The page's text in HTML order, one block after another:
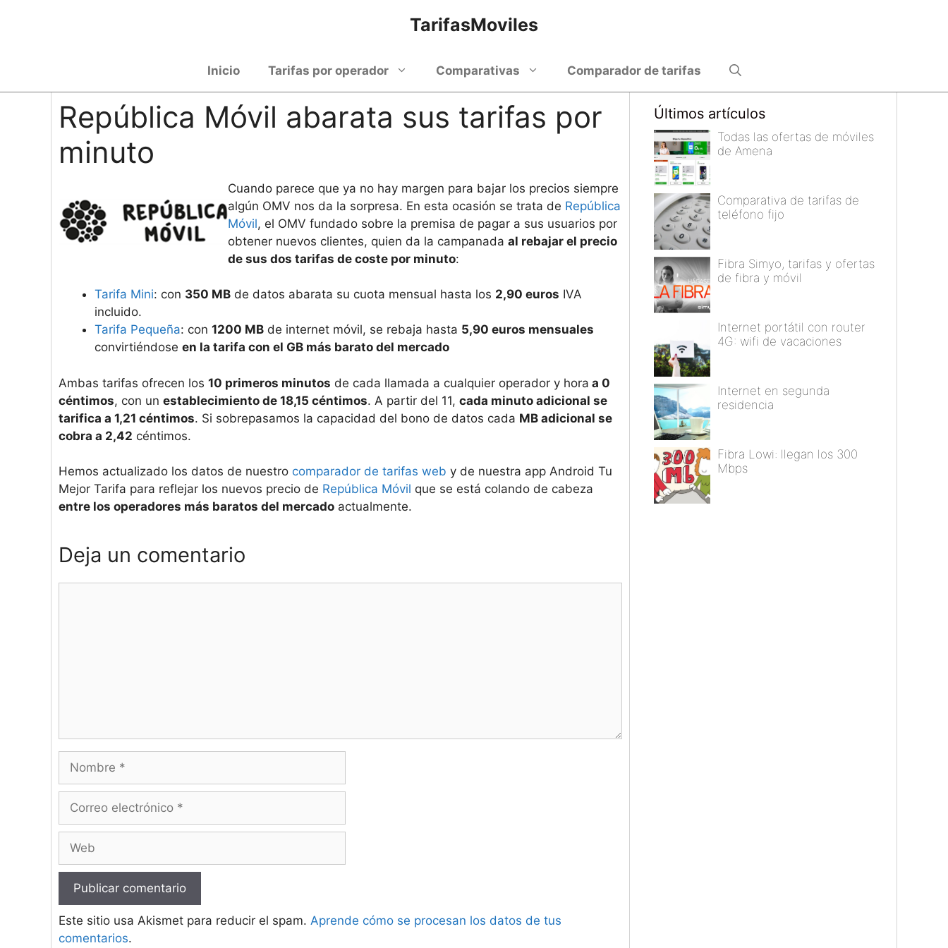
TarifasMoviles
Inicio Tarifas por operador Comparativas Comparador de tarifas
República Móvil abarata sus tarifas por
minuto
Cuando parece que ya no hay margen para bajar los precios siempre
algún OMV nos da la sorpresa. En esta ocasión se trata de República
Móvil, el OMV fundado sobre la premisa de pagar a sus usuarios por
obtener nuevos clientes, quien da la campanada al rebajar el precio
de sus dos tarifas de coste por minuto:
Tarifa Mini: con 350 MB de datos abarata su cuota mensual hasta los 2,90 euros IVA
incluido.
Tarifa Pequeña: con 1200 MB de internet móvil, se rebaja hasta 5,90 euros mensuales
convirtiéndose en la tarifa con el GB más barato del mercado
Ambas tarifas ofrecen los 10 primeros minutos de cada llamada a cualquier operador y hora a 0
céntimos, con un establecimiento de 18,15 céntimos. A partir del 11, cada minuto adicional se
tarifica a 1,21 céntimos. Si sobrepasamos la capacidad del bono de datos cada MB adicional se
cobra a 2,42 céntimos.
Hemos actualizado los datos de nuestro comparador de tarifas web y de nuestra app Android Tu
Mejor Tarifa para reflejar los nuevos precio de República Móvil que se está colando de cabeza
entre los operadores más baratos del mercado actualmente.
Deja un comentario
Nombre
Correo
Web
Este sitio usa Akismet para reducir el spam. Aprende cómo se procesan los datos de tus
comentarios.
Últimos artículos
Todas las ofertas de móviles
de Amena
Comparativa de tarifas de
teléfono fijo
Fibra Simyo, tarifas y ofertas
de fibra y móvil
Internet portátil con router
4G: wifi de vacaciones
Internet en segunda
residencia
Fibra Lowi: llegan los 300
Mbps